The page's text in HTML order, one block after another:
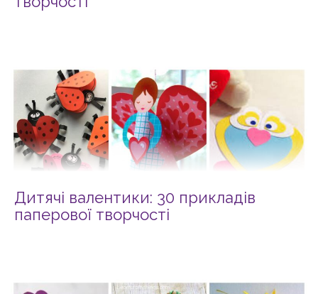
Дитячі валентики: 30 прикладів
паперової творчості